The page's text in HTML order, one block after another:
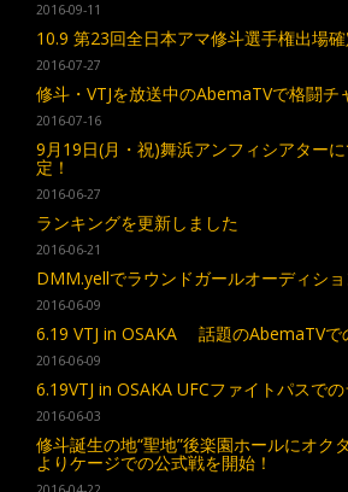
2016-09-11
10.9 第23回全日本アマ修斗選手権出場
2016-07-27
修斗・VTJを放送中のAbemaTVで格闘チ
2016-07-16
9月19日(月・祝)舞浜アンフィシアター
定！
2016-06-27
ランキングを更新しました
2016-06-21
DMM.yellでラウンドガールオーディショ
2016-06-09
6.19 VTJ in OSAKA 話題のAbemaTVで
2016-06-09
6.19VTJ in OSAKA UFCファイトパスで
2016-06-03
修斗誕生の地“聖地”後楽園ホールにオ
よりケージでの公式戦を開始！